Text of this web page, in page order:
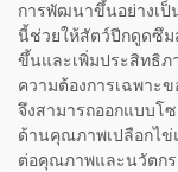
การพัฒนาขึ้นอย่างเป็
นี้ช่วยให้สัตว์ปีกดูดซึม
ขึ้นและเพิ่มประสิทธิภ
ความต้องการเฉพาะ
จึงสามารถออกแบบโ
ด้านคุณภาพเปลือกไข่
ต่อคุณภาพและนวัตกร